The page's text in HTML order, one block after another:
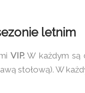
letnim
VIP. W każdym są
stołową). W